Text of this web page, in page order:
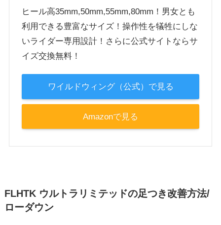
ヒール高35mm,50mm,55mm,80mm！男女とも
利用できる豊富なサイズ！操作性を犠牲にしな
いライダー専用設計！さらに公式サイトならサ
イズ交換無料！
ワイルドウィング（公式）で見る
Amazonで見る
FLHTK ウルトラリミテッドの足つき改善方法/
ローダウン